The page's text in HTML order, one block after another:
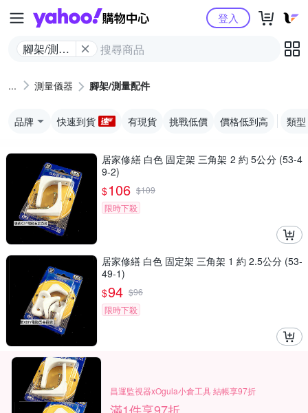
Yahoo購物中心
腳架/測量
登入
測量儀器 腳架/測量配件
品牌 快速到貨 有現貨 挑戰低價 價格低到高 類型
居家修繕 白色 固定架 三角架 2 約 5公分 (53-4
9-2)
$106 $109
限時下殺
居家修繕 白色 固定架 三角架 1 約 2.5公分 (53-
49-1)
$94 $96
限時下殺
昌運監視器xOgula小倉工具 結帳享97折